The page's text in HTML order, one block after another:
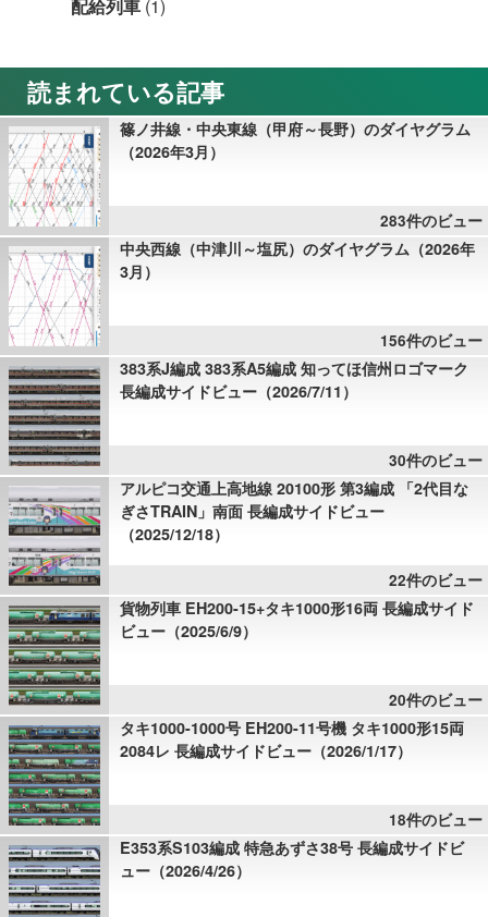
配給列車 (1)
読まれている記事
篠ノ井線・中央東線（甲府～長野）のダイヤグラム
（2026年3月）
283件のビュー
中央西線（中津川～塩尻）のダイヤグラム（2026年
3月）
156件のビュー
383系J編成 383系A5編成 知ってほ信州ロゴマーク
長編成サイドビュー（2026/7/11）
30件のビュー
アルピコ交通上高地線 20100形 第3編成 「2代目な
ぎさTRAIN」南面 長編成サイドビュー
（2025/12/18）
22件のビュー
貨物列車 EH200-15+タキ1000形16両 長編成サイド
ビュー（2025/6/9）
20件のビュー
タキ1000-1000号 EH200-11号機 タキ1000形15両
2084レ 長編成サイドビュー（2026/1/17）
18件のビュー
E353系S103編成 特急あずさ38号 長編成サイドビ
ュー（2026/4/26）